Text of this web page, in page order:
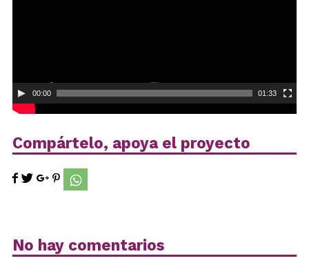
00:00 01:33
Compártelo, apoya el proyecto
No hay comentarios